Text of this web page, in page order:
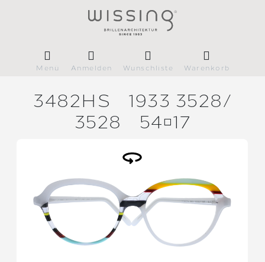
Menü Anmelden Wunschliste Warenkorb
3482HS
1933 3528/
3528
5417